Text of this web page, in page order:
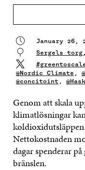
January 26,
Sergels torg,
@Nordic_Climate ,
@concitoint,
Genom att skala
klimatlösningar
Nettokostnaden
dagar spenderar
bränslen.